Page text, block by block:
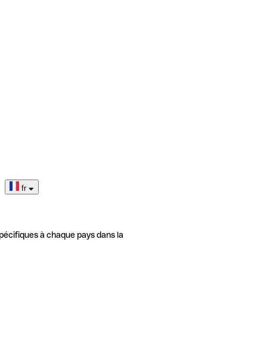
fr
à chaque pays dans la